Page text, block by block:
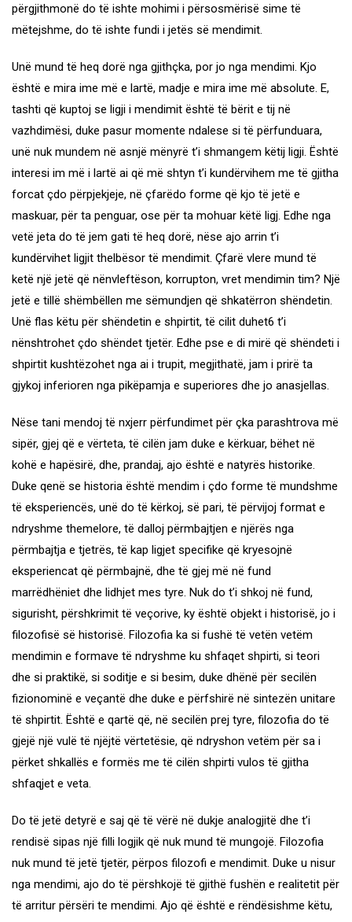
përgjithmonë do të ishte mohimi i përsosmërisë sime të
mëtejshme, do të ishte fundi i jetës së mendimit.
Unë mund të heq dorë nga gjithçka, por jo nga mendimi. Kjo
është e mira ime më e lartë, madje e mira ime më absolute. E,
tashti që kuptoj se ligji i mendimit është të bërit e tij në
vazhdimësi, duke pasur momente ndalese si të përfunduara,
unë nuk mundem në asnjë mënyrë t’i shmangem këtij ligji. Është
interesi im më i lartë ai që më shtyn t’i kundërvihem me të gjitha
forcat çdo përpjekjeje, në çfarëdo forme që kjo të jetë e
maskuar, për ta penguar, ose për ta mohuar këtë ligj. Edhe nga
vetë jeta do të jem gati të heq dorë, nëse ajo arrin t’i
kundërvihet ligjit thelbësor të mendimit. Çfarë vlere mund të
ketë një jetë që nënvleftëson, korrupton, vret mendimin tim? Një
jetë e tillë shëmbëllen me sëmundjen që shkatërron shëndetin.
Unë flas këtu për shëndetin e shpirtit, të cilit duhet6 t’i
nënshtrohet çdo shëndet tjetër. Edhe pse e di mirë që shëndeti i
shpirtit kushtëzohet nga ai i trupit, megjithatë, jam i prirë ta
gjykoj inferioren nga pikëpamja e superiores dhe jo anasjellas.
Nëse tani mendoj të nxjerr përfundimet për çka parashtrova më
sipër, gjej që e vërteta, të cilën jam duke e kërkuar, bëhet në
kohë e hapësirë, dhe, prandaj, ajo është e natyrës historike.
Duke qenë se historia është mendim i çdo forme të mundshme
të eksperiencës, unë do të kërkoj, së pari, të përvijoj format e
ndryshme themelore, të dalloj përmbajtjen e njërës nga
përmbajtja e tjetrës, të kap ligjet specifike që kryesojnë
eksperiencat që përmbajnë, dhe të gjej më në fund
marrëdhëniet dhe lidhjet mes tyre. Nuk do t’i shkoj në fund,
sigurisht, përshkrimit të veçorive, ky është objekt i historisë, jo i
filozofisë së historisë. Filozofia ka si fushë të vetën vetëm
mendimin e formave të ndryshme ku shfaqet shpirti, si teori
dhe si praktikë, si soditje e si besim, duke dhënë për secilën
fizionominë e veçantë dhe duke e përfshirë në sintezën unitare
të shpirtit. Është e qartë që, në secilën prej tyre, filozofia do të
gjejë një vulë të njëjtë vërtetësie, që ndryshon vetëm për sa i
përket shkallës e formës me të cilën shpirti vulos të gjitha
shfaqjet e veta.
Do të jetë detyrë e saj që të vërë në dukje analogjitë dhe t’i
rendisë sipas një filli logjik që nuk mund të mungojë. Filozofia
nuk mund të jetë tjetër, përpos filozofi e mendimit. Duke u nisur
nga mendimi, ajo do të përshkojë të gjithë fushën e realitetit për
të arritur përsëri te mendimi. Ajo që është e rëndësishme këtu,